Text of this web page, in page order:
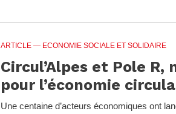
ARTICLE — ECONOMIE SOCIALE ET SOLIDAIRE
Circul’Alpes et Pole
pour l’économie
Une centaine d’acteurs économiques ont